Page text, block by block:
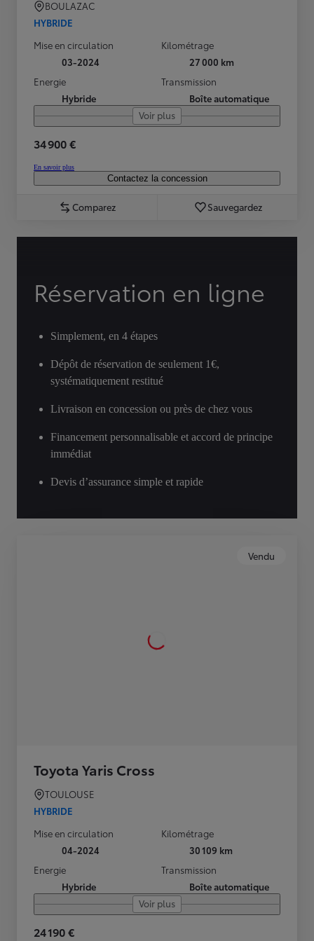
BOULAZAC
HYBRIDE
Mise en circulation
03-2024
Kilométrage
27 000 km
Energie
Hybride
Transmission
Boîte automatique
Voir plus
34 900 €
En savoir plus
Contactez la concession
Comparez Sauvegardez
Réservation en ligne
Simplement, en 4 étapes
Dépôt de réservation de seulement 1€,
systématiquement restitué
Livraison en concession ou près de chez vous
Financement personnalisable et accord de principe
immédiat
Devis d’assurance simple et rapide
Vendu
Toyota Yaris Cross
TOULOUSE
HYBRIDE
Mise en circulation
04-2024
Kilométrage
30 109 km
Energie
Hybride
Transmission
Boîte automatique
Voir plus
24 190 €